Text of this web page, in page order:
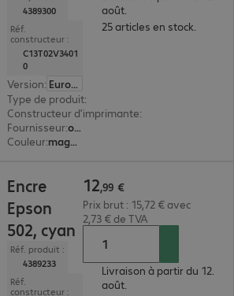
4389300
Réf.
constructeur :
C13T02V3401
0
Version:
Europe
Type de produit:
Constructeur d'imprimante:
Fournisseur: original
Couleur: magenta
août.
25 articles en stock.
Encre
Epson
502, cyan
Réf. produit :
4389233
Réf.
constructeur :
12,99 €
Prix brut : 15,72 € avec
2,73 € de TVA
Livraison à partir du 12.
août.